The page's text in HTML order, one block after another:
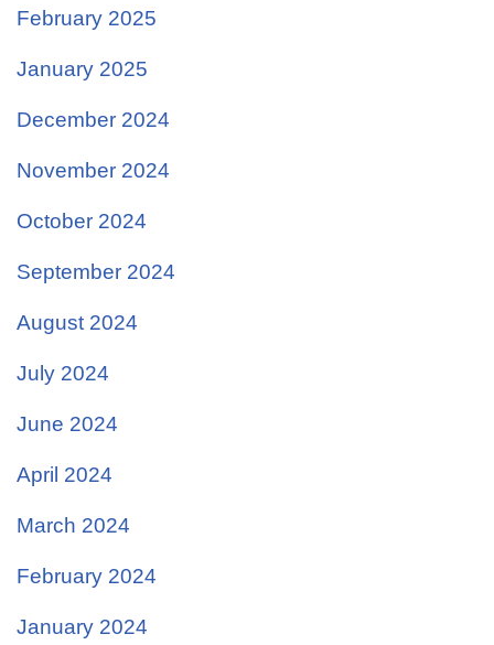
February 2025
January 2025
December 2024
November 2024
October 2024
September 2024
August 2024
July 2024
June 2024
April 2024
March 2024
February 2024
January 2024